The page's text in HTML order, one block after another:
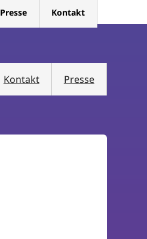
Presse Kontakt
Kontakt Presse